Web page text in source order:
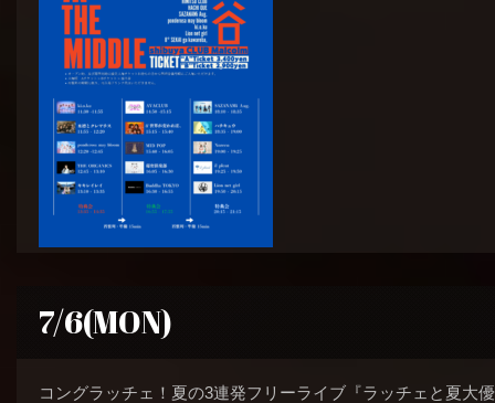
7/6(MON)
コングラッチェ！夏の3連発フリーライブ『ラッチェと夏大優